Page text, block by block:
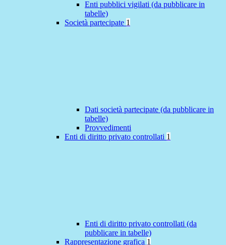
Enti pubblici vigilati (da pubblicare in
tabelle)
Società partecipate 1
Dati società partecipate (da pubblicare in
tabelle)
Provvedimenti
Enti di diritto privato controllati 1
Enti di diritto privato controllati (da
pubblicare in tabelle)
Rappresentazione grafica 1